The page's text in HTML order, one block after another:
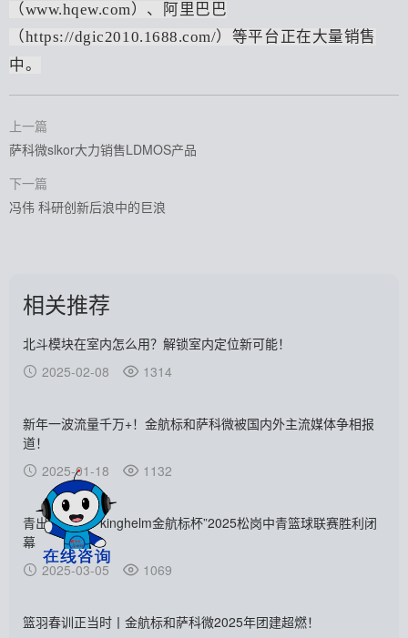
（www.hqew.com） 、阿里巴巴
（https://dgic2010.1688.com/） 等平台正在大量销售
中。
上一篇
萨科微slkor大力销售LDMOS产品
下一篇
冯伟 科研创新后浪中的巨浪
相关推荐
北斗模块在室内怎么用？解锁室内定位新可能！
2025-02-08
1314
新年一波流量千万+！金航标和萨科微被国内外主流媒体争相报
道！
2025-01-18
1132
青出于“篮”丨“kinghelm金航标杯”2025松岗中青篮球联赛胜利闭
幕
2025-03-05
1069
篮羽春训正当时丨金航标和萨科微2025年团建超燃！